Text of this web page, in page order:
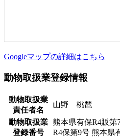
Googleマップの詳細はこちら
動物取扱業登録情報
動物取扱業
責任者名
山野 桃琶
動物取扱業
登録番号
熊本県有保R4販第
R4保第9号 熊本県